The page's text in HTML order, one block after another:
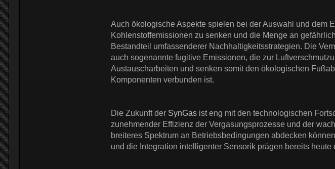
Auch ökologische Aspekte spielen bei der Auswahl und dem
Kohlenstoffemissionen zu senken und die Menge an
Bestandteil umfassenderer Nachhaltigkeitsstrategien. Die
auch sogenannte fugitive Emissionen, die zur
Austauscharbeiten und senken somit den ökologischen
Komponenten verbunden ist.
Die Zukunft der SynGas ist eng mit den technologischen
zunehmender Effizienz der Vergasungsprozesse und der
breiteres Spektrum an Betriebsbedingungen abdecken
und die Integration intelligenter Sensorik prägen bereits